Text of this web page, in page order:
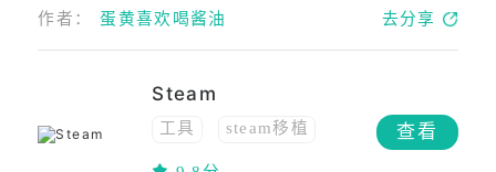
作者：蛋黄喜欢喝酱油 去分享
Steam
工具
steam移植
查看